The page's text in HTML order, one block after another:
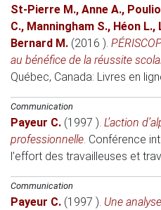
St-Pierre M., Anne A.,
C., Manningham S., Héon L.,
Bernard M. (2016 ).
au bénéfice de la réussite
Québec, Canada: Livres en
Communication
Payeur C. (1997 ). L’action
professionnelle. Conférence
l’effort des travailleuses et
Communication
Payeur C. (1997 ). Une